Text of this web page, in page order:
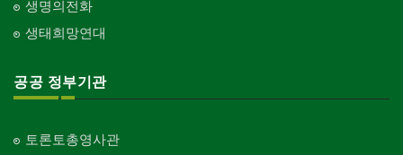
생명의전화
생태희망연대
공공 정부기관
토론토총영사관